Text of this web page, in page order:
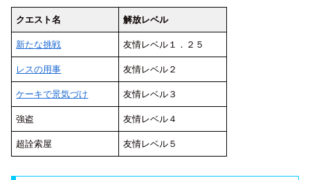
クエスト名 解放レベル
新たな挑戦 友情レベル１．２５
レスの用事 友情レベル２
ケーキで景気づけ 友情レベル３
強盗 友情レベル４
超詮索屋 友情レベル５